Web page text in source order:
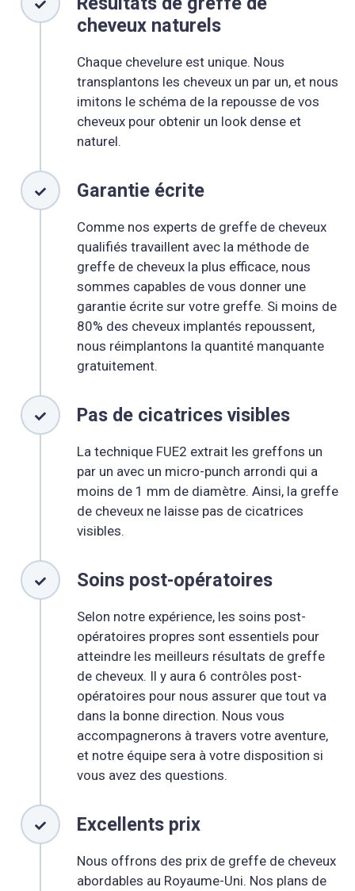
cheveux naturels
Chaque chevelure est unique. Nous
transplantons les cheveux un par un, et nous
imitons le schéma de la repousse de vos
cheveux pour obtenir un look dense et
naturel.
Garantie écrite
Comme nos experts de greffe de cheveux
qualifiés travaillent avec la méthode de
greffe de cheveux la plus efficace, nous
sommes capables de vous donner une
garantie écrite sur votre greffe. Si moins de
80% des cheveux implantés repoussent,
nous réimplantons la quantité manquante
gratuitement.
Pas de cicatrices visibles
La technique FUE2 extrait les greffons un
par un avec un micro-punch arrondi qui a
moins de 1 mm de diamètre. Ainsi, la greffe
de cheveux ne laisse pas de cicatrices
visibles.
Soins post-opératoires
Selon notre expérience, les soins post-
opératoires propres sont essentiels pour
atteindre les meilleurs résultats de greffe
de cheveux. Il y aura 6 contrôles post-
opératoires pour nous assurer que tout va
dans la bonne direction. Nous vous
accompagnerons à travers votre aventure,
et notre équipe sera à votre disposition si
vous avez des questions.
Excellents prix
Nous offrons des prix de greffe de cheveux
abordables au Royaume-Uni. Nos plans de